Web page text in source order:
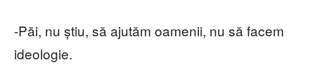
-Păi, nu știu, să ajutăm oamenii, nu să facem
ideologie.